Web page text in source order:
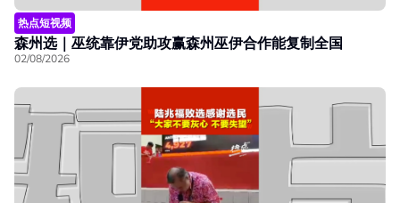
热点短视频
森州选｜巫统靠伊党助攻赢森州巫伊合作能复制全国
02/08/2026